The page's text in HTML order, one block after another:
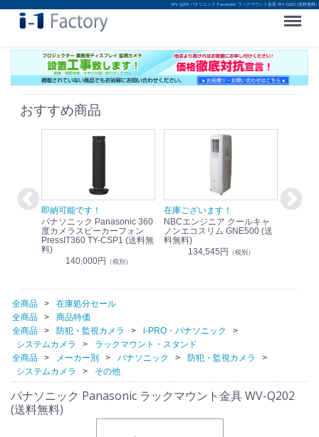
WV-Q202 パナソニック Panasonic ラックマウント金具 WV-Q202 (送料無料)
Menu
おすすめ商品
即納可能です！
パナソニック Panasonic 360
度カメラスピーカーフォン
PressIT360 TY-CSP1 (送料無
料)
140,000円 （税別）
在庫ございます！
NBCエンジニア クールキャ
ノンエコスリム GNE500 (送
料無料)
134,545円 （税別）
即納可
全商品
在庫処分セール
全商品
商品特価
全商品
防犯・監視カメラ
i-PRO・パナソニック
システムカメラ
ラックマウント・スタンド
全商品
メーカー別 パナソニック
防犯・監視カメラ
システムカメラ
その他
パナソニック Panasonic ラックマウント金具 WV-Q202
(送料無料)